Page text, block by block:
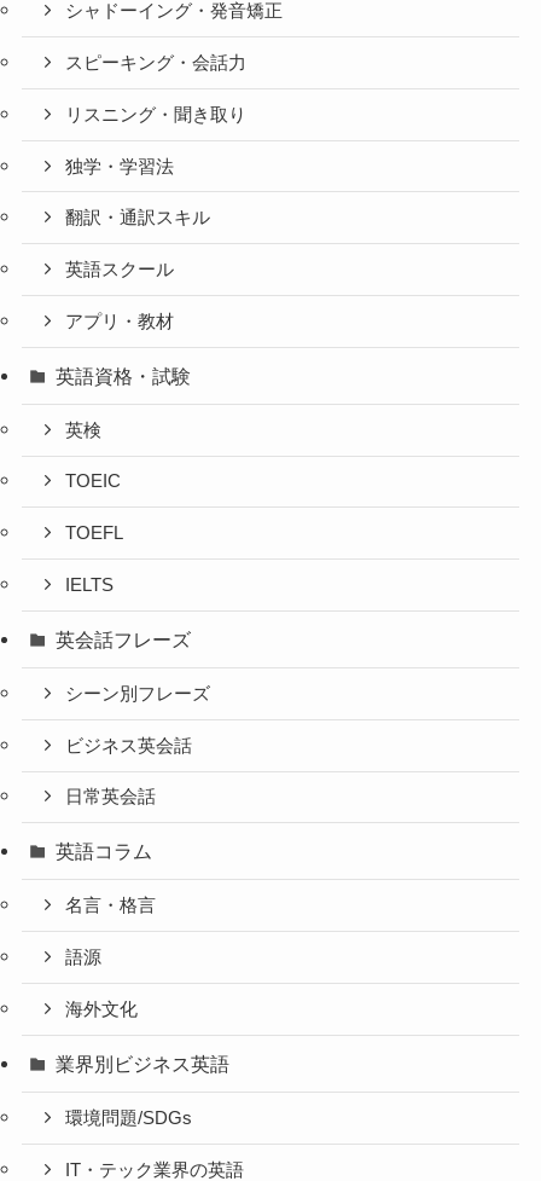
シャドーイング・発音矯正
スピーキング・会話力
リスニング・聞き取り
独学・学習法
翻訳・通訳スキル
英語スクール
アプリ・教材
英語資格・試験
英検
TOEIC
TOEFL
IELTS
英会話フレーズ
シーン別フレーズ
ビジネス英会話
日常英会話
英語コラム
名言・格言
語源
海外文化
業界別ビジネス英語
環境問題/SDGs
IT・テック業界の英語